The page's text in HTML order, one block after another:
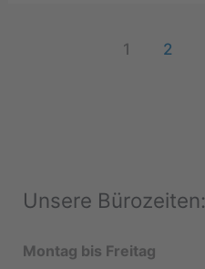
1 2
Unsere Bürozeiten:
Montag bis Freitag